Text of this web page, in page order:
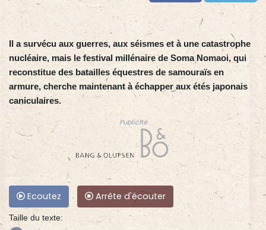
Il a survécu aux guerres, aux séismes et à une catastrophe
nucléaire, mais le festival millénaire de Soma Nomaoi, qui
reconstitue des batailles équestres de samouraïs en
armure, cherche maintenant à échapper aux étés japonais
caniculaires.
Publicité
Ecoutez Arrête d'écouter
Taille du texte: